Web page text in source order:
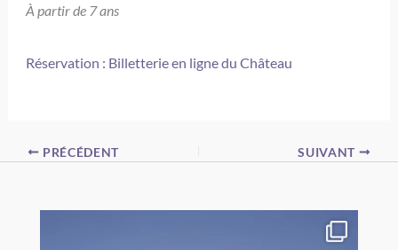
À partir de 7 ans
Réservation : Billetterie en ligne du Château
PRÉCÉDENT SUIVANT